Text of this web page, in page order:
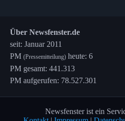
Über Newsfenster.de
seit: Januar 2011
PM (Pressemitteilung) heute: 6
PM gesamt: 441.313
PM aufgerufen: 78.527.301
Newsfenster ist ein